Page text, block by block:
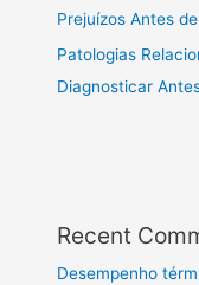
Prejuízos Antes
Patologias
Diagnosticar
Recent
Desempenho